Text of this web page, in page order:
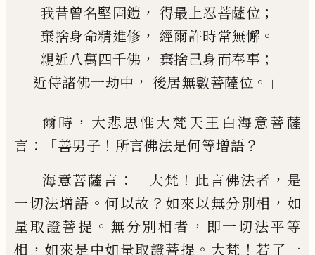
我昔曾名堅固鎧 ， 得最上忍菩薩位 ；
棄捨身命精進修 ， 經爾許時常無懈 。
親近八萬四千佛 ， 棄捨己身而奉事 ；
近侍諸佛一劫中 ， 後居無數菩薩位 。」
爾時 ， 大悲思惟大梵天王白海意菩薩
言 ：「善男子 ！ 所言佛法是何等增語？」
海意菩薩言 ： 「大梵 ！ 此言佛法者 ， 是
一切法增語 。何以故 ？ 如來以無分別相 ， 如
量取證菩提 。 無分別相者 ， 即一切法平等
相 ， 如來是中如量取證菩提 。 大梵 ！若了一